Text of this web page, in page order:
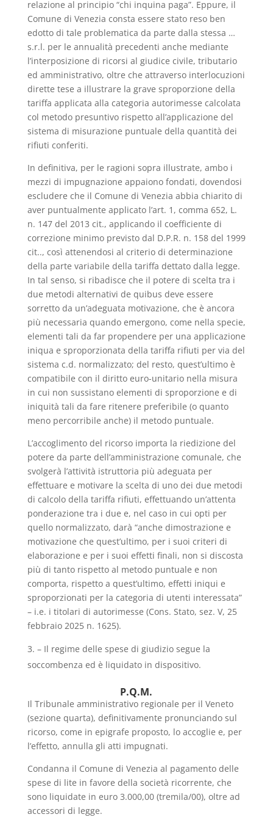
relazione al principio “chi inquina paga”. Eppure, il
Comune di Venezia consta essere stato reso ben
edotto di tale problematica da parte dalla stessa …
s.r.l. per le annualità precedenti anche mediante
l’interposizione di ricorsi al giudice civile, tributario
ed amministrativo, oltre che attraverso interlocuzioni
dirette tese a illustrare la grave sproporzione della
tariffa applicata alla categoria autorimesse calcolata
col metodo presuntivo rispetto all’applicazione del
sistema di misurazione puntuale della quantità dei
rifiuti conferiti.
In definitiva, per le ragioni sopra illustrate, ambo i
mezzi di impugnazione appaiono fondati, dovendosi
escludere che il Comune di Venezia abbia chiarito di
aver puntualmente applicato l’art. 1, comma 652, L.
n. 147 del 2013 cit., applicando il coefficiente di
correzione minimo previsto dal D.P.R. n. 158 del 1999
cit.., così attenendosi al criterio di determinazione
della parte variabile della tariffa dettato dalla legge.
In tal senso, si ribadisce che il potere di scelta tra i
due metodi alternativi de quibus deve essere
sorretto da un’adeguata motivazione, che è ancora
più necessaria quando emergono, come nella specie,
elementi tali da far propendere per una applicazione
iniqua e sproporzionata della tariffa rifiuti per via del
sistema c.d. normalizzato; del resto, quest’ultimo è
compatibile con il diritto euro-unitario nella misura
in cui non sussistano elementi di sproporzione e di
iniquità tali da fare ritenere preferibile (o quanto
meno percorribile anche) il metodo puntuale.
L’accoglimento del ricorso importa la riedizione del
potere da parte dell’amministrazione comunale, che
svolgerà l’attività istruttoria più adeguata per
effettuare e motivare la scelta di uno dei due metodi
di calcolo della tariffa rifiuti, effettuando un’attenta
ponderazione tra i due e, nel caso in cui opti per
quello normalizzato, darà “anche dimostrazione e
motivazione che quest’ultimo, per i suoi criteri di
elaborazione e per i suoi effetti finali, non si discosta
più di tanto rispetto al metodo puntuale e non
comporta, rispetto a quest’ultimo, effetti iniqui e
sproporzionati per la categoria di utenti interessata”
– i.e. i titolari di autorimesse (Cons. Stato, sez. V, 25
febbraio 2025 n. 1625).
– Il regime delle spese di giudizio segue la
soccombenza ed è liquidato in dispositivo.
P.Q.M.
Il Tribunale amministrativo regionale per il Veneto
(sezione quarta), definitivamente pronunciando sul
ricorso, come in epigrafe proposto, lo accoglie e, per
l’effetto, annulla gli atti impugnati.
Condanna il Comune di Venezia al pagamento delle
spese di lite in favore della società ricorrente, che
sono liquidate in euro 3.000,00 (tremila/00), oltre ad
accessori di legge.